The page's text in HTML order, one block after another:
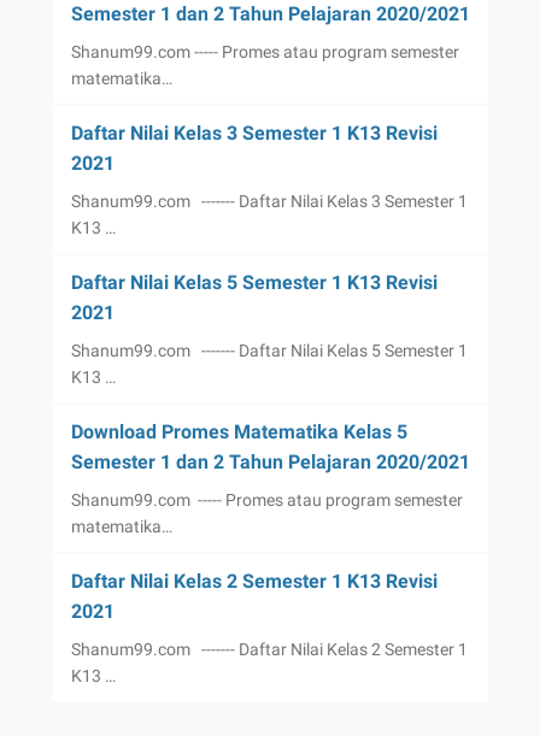
Semester 1 dan 2 Tahun Pelajaran 2020/2021
Shanum99.com ----- Promes atau program semester
matematika…
Daftar Nilai Kelas 3 Semester 1 K13 Revisi
2021
Shanum99.com ------- Daftar Nilai Kelas 3 Semester 1
K13 …
Daftar Nilai Kelas 5 Semester 1 K13 Revisi
2021
Shanum99.com ------- Daftar Nilai Kelas 5 Semester 1
K13 …
Download Promes Matematika Kelas 5
Semester 1 dan 2 Tahun Pelajaran 2020/2021
Shanum99.com ----- Promes atau program semester
matematika…
Daftar Nilai Kelas 2 Semester 1 K13 Revisi
2021
Shanum99.com ------- Daftar Nilai Kelas 2 Semester 1
K13 …